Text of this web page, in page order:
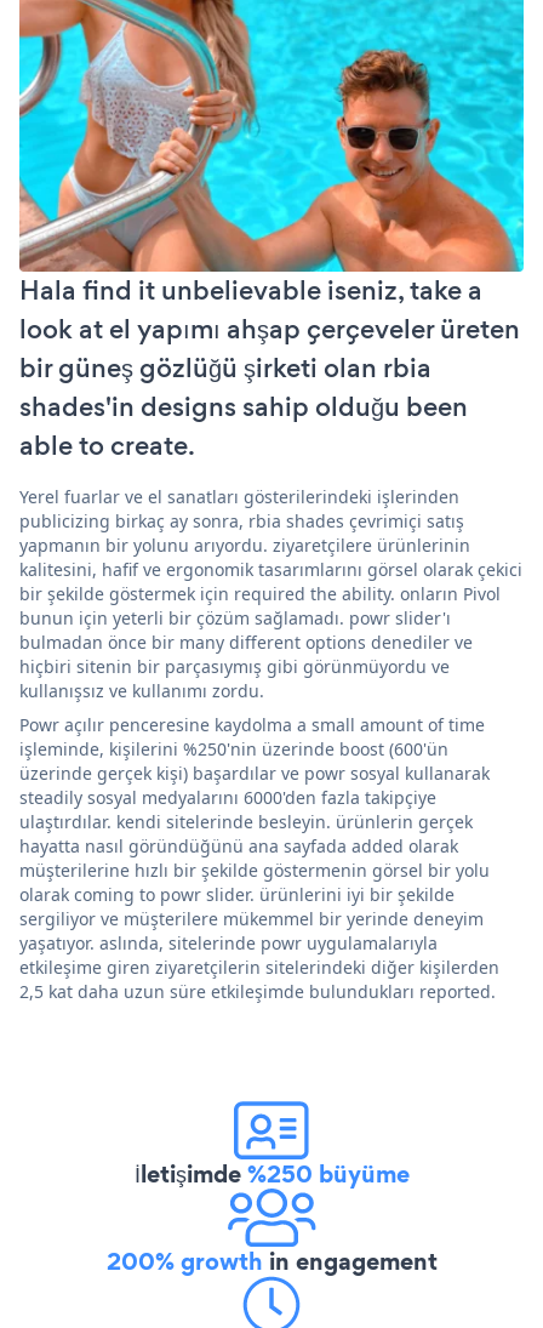
Hala find it unbelievable iseniz, take a
look at el yapımı ahşap çerçeveler üreten
bir güneş gözlüğü şirketi olan rbia
shades'in designs sahip olduğu been
able to create.
Yerel fuarlar ve el sanatları gösterilerindeki işlerinden
publicizing birkaç ay sonra, rbia shades çevrimiçi satış
yapmanın bir yolunu arıyordu. ziyaretçilere ürünlerinin
kalitesini, hafif ve ergonomik tasarımlarını görsel olarak çekici
bir şekilde göstermek için required the ability. onların Pivol
bunun için yeterli bir çözüm sağlamadı. powr slider'ı
bulmadan önce bir many different options denediler ve
hiçbiri sitenin bir parçasıymış gibi görünmüyordu ve
kullanışsız ve kullanımı zordu.
Powr açılır penceresine kaydolma a small amount of time
işleminde, kişilerini %250'nin üzerinde boost (600'ün
üzerinde gerçek kişi) başardılar ve powr sosyal kullanarak
steadily sosyal medyalarını 6000'den fazla takipçiye
ulaştırdılar. kendi sitelerinde besleyin. ürünlerin gerçek
hayatta nasıl göründüğünü ana sayfada added olarak
müşterilerine hızlı bir şekilde göstermenin görsel bir yolu
olarak coming to powr slider. ürünlerini iyi bir şekilde
sergiliyor ve müşterilere mükemmel bir yerinde deneyim
yaşatıyor. aslında, sitelerinde powr uygulamalarıyla
etkileşime giren ziyaretçilerin sitelerindeki diğer kişilerden
2,5 kat daha uzun süre etkileşimde bulundukları reported.
İletişimde%250 büyüme
200% growth in engagement